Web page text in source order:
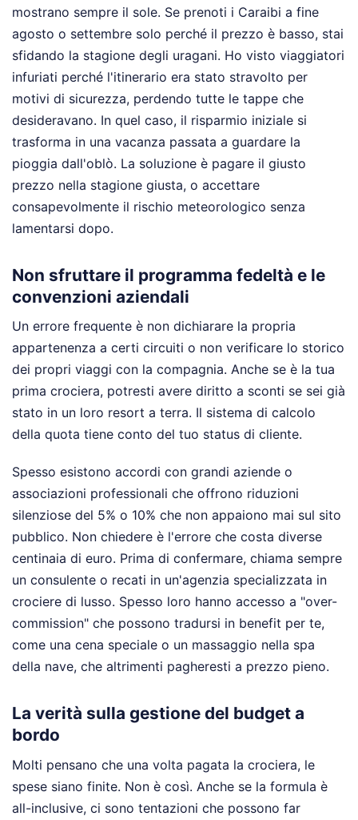
mostrano sempre il sole. Se prenoti i Caraibi a fine
agosto o settembre solo perché il prezzo è basso, stai
sfidando la stagione degli uragani. Ho visto viaggiatori
infuriati perché l'itinerario era stato stravolto per
motivi di sicurezza, perdendo tutte le tappe che
desideravano. In quel caso, il risparmio iniziale si
trasforma in una vacanza passata a guardare la
pioggia dall'oblò. La soluzione è pagare il giusto
prezzo nella stagione giusta, o accettare
consapevolmente il rischio meteorologico senza
lamentarsi dopo.
Non sfruttare il programma fedeltà e le
convenzioni aziendali
Un errore frequente è non dichiarare la propria
appartenenza a certi circuiti o non verificare lo storico
dei propri viaggi con la compagnia. Anche se è la tua
prima crociera, potresti avere diritto a sconti se sei già
stato in un loro resort a terra. Il sistema di calcolo
della quota tiene conto del tuo status di cliente.
Spesso esistono accordi con grandi aziende o
associazioni professionali che offrono riduzioni
silenziose del 5% o 10% che non appaiono mai sul sito
pubblico. Non chiedere è l'errore che costa diverse
centinaia di euro. Prima di confermare, chiama sempre
un consulente o recati in un'agenzia specializzata in
crociere di lusso. Spesso loro hanno accesso a "over-
commission" che possono tradursi in benefit per te,
come una cena speciale o un massaggio nella spa
della nave, che altrimenti pagheresti a prezzo pieno.
La verità sulla gestione del budget a
bordo
Molti pensano che una volta pagata la crociera, le
spese siano finite. Non è così. Anche se la formula è
all-inclusive, ci sono tentazioni che possono far